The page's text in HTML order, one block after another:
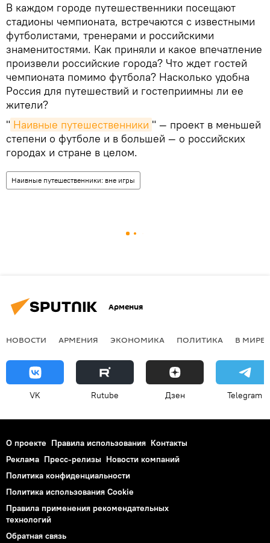
В каждом городе путешественники посещают
стадионы чемпионата, встречаются с известными
футболистами, тренерами и российскими
знаменитостями. Как приняли и какое впечатление
произвели российские города? Что ждет гостей
чемпионата помимо футбола? Насколько удобна
Россия для путешествий и гостеприимны ли ее
жители?
" Наивные путешественники " — проект в меньшей
степени о футболе и в большей — о российских
городах и стране в целом.
Наивные путешественники: вне игры
Армения
НОВОСТИ АРМЕНИЯ ЭКОНОМИКА ПОЛИТИКА В МИРЕ
VK Rutube Дзен Telegram
О проекте Правила использования Контакты
Реклама Пресс-релизы Новости компаний
Политика конфиденциальности
Политика использования Cookie
Правила применения рекомендательных
технологий
Обратная связь